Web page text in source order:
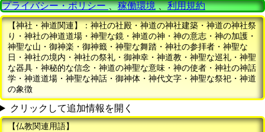
プライバシー・ポリシー、稼働環境、利用規約
【神社・神道関連】：神社の社殿・神道の神社建築・神道の神社祭
り・神社の神道道場・神聖な鏡・神道の神・神の意志・神の加護・
神聖な山・御神楽・御神籤・神聖な舞踏・神社の参拝者・神聖な
日・神社の境内・神社の祭礼・御神幸・神道教・神聖な巡礼・神聖
な器具・神秘的な信念・神道の神聖な意味・神の使者・神社の神話
学・神道道場・神聖な神話・御神体・神代文字・神聖な祭祀・神道
の象徴
クリックして追加情報を開く
【仏教関連用語】